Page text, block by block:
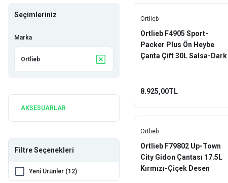
Seçimleriniz
Marka
Ortlieb
AKSESUARLAR
Filtre Seçenekleri
Yeni Ürünler (12)
Ortlieb
Ortlieb F4905 Sport-
Packer Plus Ön Heybe
Çanta Çift 30L Salsa-Dark
8.925,00TL
Ortlieb
Ortlieb F79802 Up-Town
City Gidon Çantası 17.5L
Kırmızı-Çiçek Desen